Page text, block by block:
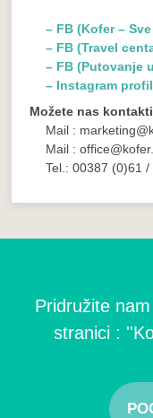
– FB (Kofer –
– FB (Travel
– FB (Putovanje
– Instagram profil
Možete nas
Mail :
Mail :
Tel.: 00387 (0)61
Pridružite
stranici :